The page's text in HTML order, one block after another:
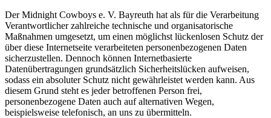
Der Midnight Cowboys e. V. Bayreuth hat als für die Verarbeitung
Verantwortlicher zahlreiche technische und organisatorische
Maßnahmen umgesetzt, um einen möglichst lückenlosen Schutz der
über diese Internetseite verarbeiteten personenbezogenen Daten
sicherzustellen. Dennoch können Internetbasierte
Datenübertragungen grundsätzlich Sicherheitslücken aufweisen,
sodass ein absoluter Schutz nicht gewährleistet werden kann. Aus
diesem Grund steht es jeder betroffenen Person frei,
personenbezogene Daten auch auf alternativen Wegen,
beispielsweise telefonisch, an uns zu übermitteln.